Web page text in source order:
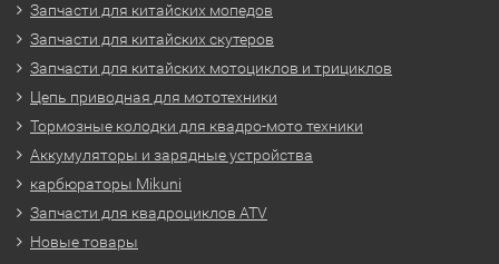
Запчасти для китайских мопедов
Запчасти для китайских скутеров
Запчасти для китайских мотоциклов и трициклов
Цепь приводная для мототехники
Тормозные колодки для квадро-мото техники
Аккумуляторы и зарядные устройства
карбюраторы Mikuni
Запчасти для квадроциклов ATV
Новые товары